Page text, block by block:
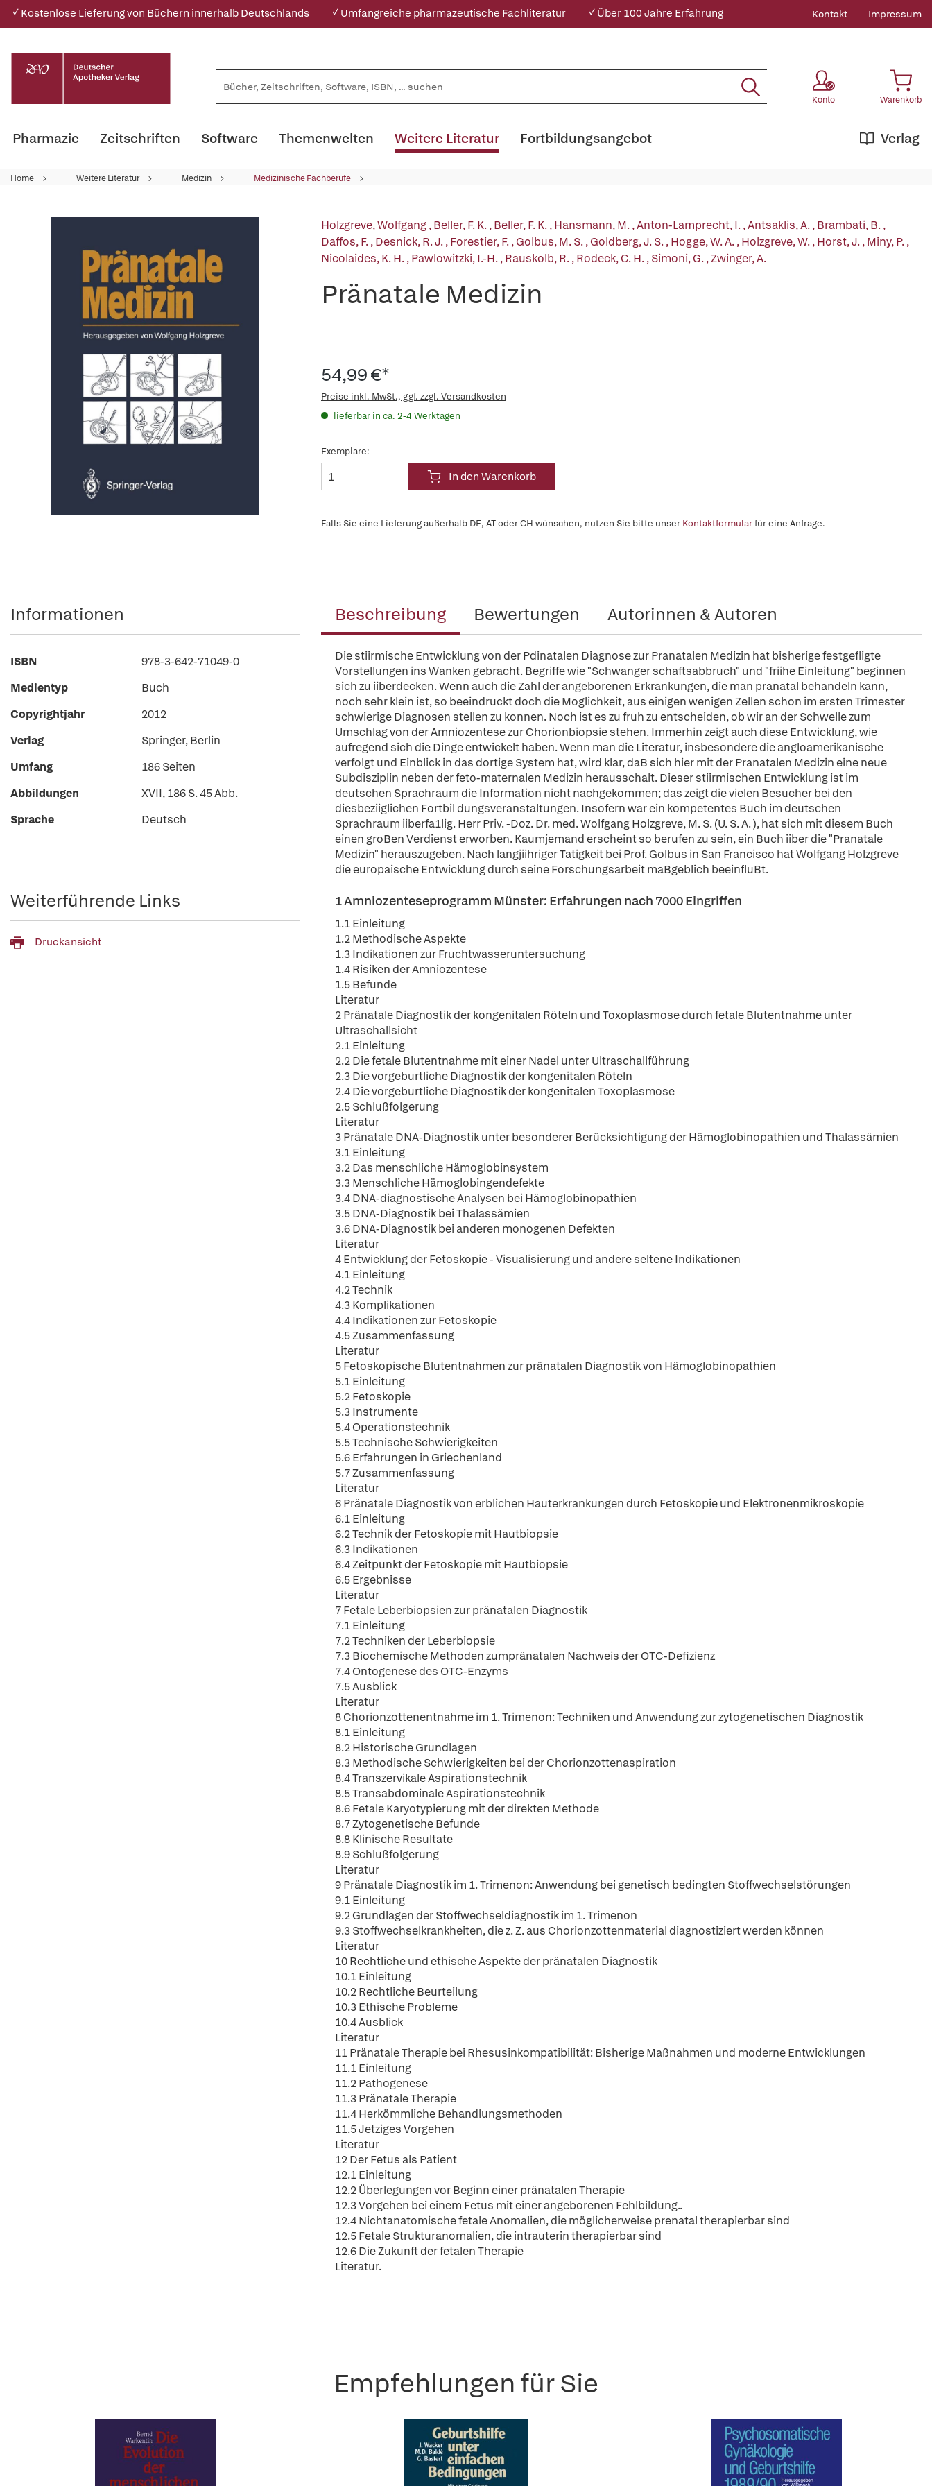
✓ Kostenlose Lieferung von Büchern innerhalb Deutschlands ✓ Umfangreiche pharmazeutische Fachliteratur ✓ Über 100 Jahre Erfahrung Kontakt Impressum
Konto Warenkorb
Pharmazie Zeitschriften Software Themenwelten Weitere Literatur Verlag
Fortbildungsangebot
Home Weitere Literatur Medizin Medizinische Fachberufe
Holzgreve, Wolfgang,Beller, F. K.,Beller, F. K.,Hansmann, M.,Anton-Lamprecht, I.,Antsaklis, A.,Brambati, B.,
Daffos, F.,Desnick, R. J.,Forestier, F.,Golbus, M. S.,Goldberg, J. S.,Hogge, W. A.,Holzgreve, W.,Horst, J.,Miny, P.,
Nicolaides, K. H.,Pawlowitzki, I.-H.,Rauskolb, R.,Rodeck, C. H.,Simoni, G.,Zwinger, A.
Pränatale Medizin
54,99 €*
Preise inkl. MwSt., ggf. zzgl. Versandkosten
lieferbar in ca. 2-4 Werktagen
Exemplare:
In den Warenkorb
Falls Sie eine Lieferung außerhalb DE, AT oder CH wünschen, nutzen Sie bitte unser Kontaktformularfür eine Anfrage.
Beschreibung Bewertungen Autorinnen & Autoren
Die stiirmische Entwicklung von der Pdinatalen Diagnose zur Pranatalen Medizin hat bisherige festgefligte
Vorstellungen ins Wanken gebracht. Begriffe wie "Schwanger schaftsabbruch" und "friihe Einleitung" beginnen
sich zu iiberdecken. Wenn auch die Zahl der angeborenen Erkrankungen, die man pranatal behandeln kann,
noch sehr klein ist, so beeindruckt doch die Moglichkeit, aus einigen wenigen Zellen schon im ersten Trimester
schwierige Diagnosen stellen zu konnen. Noch ist es zu fruh zu entscheiden, ob wir an der Schwelle zum
Umschlag von der Amniozentese zur Chorionbiopsie stehen. Immerhin zeigt auch diese Entwicklung, wie
aufregend sich die Dinge entwickelt haben. Wenn man die Literatur, insbesondere die angloamerikanische
verfolgt und Einblick in das dortige System hat, wird klar, daB sich hier mit der Pranatalen Medizin eine neue
Subdisziplin neben der feto-maternalen Medizin herausschalt. Dieser stiirmischen Entwicklung ist im
deutschen Sprachraum die Information nicht nachgekommen; das zeigt die vielen Besucher bei den
diesbeziiglichen Fortbil dungsveranstaltungen. Insofern war ein kompetentes Buch im deutschen
Sprachraum iiberfa1lig. Herr Priv. -Doz. Dr. med. Wolfgang Holzgreve, M. S. (U. S. A. ), hat sich mit diesem Buch
einen groBen Verdienst erworben. Kaumjemand erscheint so berufen zu sein, ein Buch iiber die "Pranatale
Medizin" herauszugeben. Nach langjiihriger Tatigkeit bei Prof. Golbus in San Francisco hat Wolfgang Holzgreve
die europaische Entwicklung durch seine Forschungsarbeit maBgeblich beeinfluBt.
1 Amniozenteseprogramm Münster: Erfahrungen nach 7000 Eingriffen
1.1 Einleitung
1.2 Methodische Aspekte
1.3 Indikationen zur Fruchtwasseruntersuchung
1.4 Risiken der Amniozentese
1.5 Befunde
Literatur
2 Pränatale Diagnostik der kongenitalen Röteln und Toxoplasmose durch fetale Blutentnahme unter
Ultraschallsicht
2.1 Einleitung
2.2 Die fetale Blutentnahme mit einer Nadel unter Ultraschallführung
2.3 Die vorgeburtliche Diagnostik der kongenitalen Röteln
2.4 Die vorgeburtliche Diagnostik der kongenitalen Toxoplasmose
2.5 Schlußfolgerung
Literatur
3 Pränatale DNA-Diagnostik unter besonderer Berücksichtigung der Hämoglobinopathien und Thalassämien
3.1 Einleitung
3.2 Das menschliche Hämoglobinsystem
3.3 Menschliche Hämoglobingendefekte
3.4 DNA-diagnostische Analysen bei Hämoglobinopathien
3.5 DNA-Diagnostik bei Thalassämien
3.6 DNA-Diagnostik bei anderen monogenen Defekten
Literatur
4 Entwicklung der Fetoskopie - Visualisierung und andere seltene Indikationen
4.1 Einleitung
4.2 Technik
4.3 Komplikationen
4.4 Indikationen zur Fetoskopie
4.5 Zusammenfassung
Literatur
5 Fetoskopische Blutentnahmen zur pränatalen Diagnostik von Hämoglobinopathien
5.1 Einleitung
5.2 Fetoskopie
5.3 Instrumente
5.4 Operationstechnik
5.5 Technische Schwierigkeiten
5.6 Erfahrungen in Griechenland
5.7 Zusammenfassung
Literatur
6 Pränatale Diagnostik von erblichen Hauterkrankungen durch Fetoskopie und Elektronenmikroskopie
6.1 Einleitung
6.2 Technik der Fetoskopie mit Hautbiopsie
6.3 Indikationen
6.4 Zeitpunkt der Fetoskopie mit Hautbiopsie
6.5 Ergebnisse
Literatur
7 Fetale Leberbiopsien zur pränatalen Diagnostik
7.1 Einleitung
7.2 Techniken der Leberbiopsie
7.3 Biochemische Methoden zumpränatalen Nachweis der OTC-Defizienz
7.4 Ontogenese des OTC-Enzyms
7.5 Ausblick
Literatur
8 Chorionzottenentnahme im 1. Trimenon: Techniken und Anwendung zur zytogenetischen Diagnostik
8.1 Einleitung
8.2 Historische Grundlagen
8.3 Methodische Schwierigkeiten bei der Chorionzottenaspiration
8.4 Transzervikale Aspirationstechnik
8.5 Transabdominale Aspirationstechnik
8.6 Fetale Karyotypierung mit der direkten Methode
8.7 Zytogenetische Befunde
8.8 Klinische Resultate
8.9 Schlußfolgerung
Literatur
9 Pränatale Diagnostik im 1. Trimenon: Anwendung bei genetisch bedingten Stoffwechselstörungen
9.1 Einleitung
9.2 Grundlagen der Stoffwechseldiagnostik im 1. Trimenon
9.3 Stoffwechselkrankheiten, die z. Z. aus Chorionzottenmaterial diagnostiziert werden können
Literatur
10 Rechtliche und ethische Aspekte der pränatalen Diagnostik
10.1 Einleitung
10.2 Rechtliche Beurteilung
10.3 Ethische Probleme
10.4 Ausblick
Literatur
11 Pränatale Therapie bei Rhesusinkompatibilität: Bisherige Maßnahmen und moderne Entwicklungen
11.1 Einleitung
11.2 Pathogenese
11.3 Pränatale Therapie
11.4 Herkömmliche Behandlungsmethoden
11.5 Jetziges Vorgehen
Literatur
12 Der Fetus als Patient
12.1 Einleitung
12.2 Überlegungen vor Beginn einer pränatalen Therapie
12.3 Vorgehen bei einem Fetus mit einer angeborenen Fehlbildung..
12.4 Nichtanatomische fetale Anomalien, die möglicherweise prenatal therapierbar sind
12.5 Fetale Strukturanomalien, die intrauterin therapierbar sind
12.6 Die Zukunft der fetalen Therapie
Literatur.
Informationen
ISBN
978-3-642-71049-0
Medientyp
Buch
Copyrightjahr
2012
Verlag
Springer, Berlin
Umfang
186 Seiten
Abbildungen
XVII, 186 S. 45 Abb.
Sprache
Deutsch
Weiterführende Links
Druckansicht
Empfehlungen für Sie